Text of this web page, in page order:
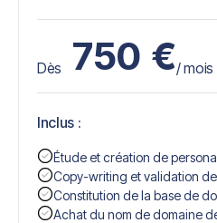
Dès 750 €/ mois
Inclus :
Étude et création de persona
Copy-writing et validation
Constitution de la base de
Achat du nom de domaine